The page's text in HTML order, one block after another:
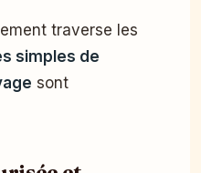
traverse les
simples de
sont